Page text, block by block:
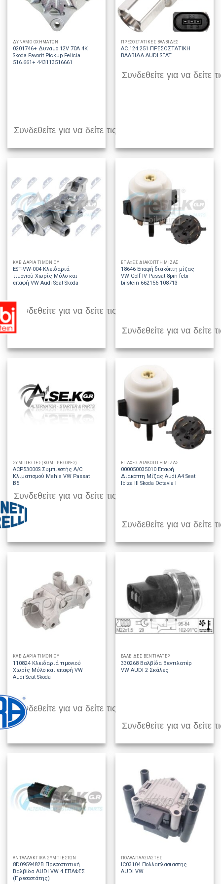
ΔΥΝΑΜΟ ΟΧΗΜΑΤΩΝ
0201746+ Δυναμό 12V 70A 4K
Skoda Favorit Pickup Felicia
516.661+ 443113516661
Συνδεθείτε για να δείτε τις τιμές
ΠΡΕΣΟΣΤΑΤΙΚΕΣ ΒΑΛΒΙΔΕΣ
AC.124.251 ΠΡΕΣΟΣΤΑΤΙΚΗ
ΒΑΛΒΙΔΑ AUDI SEAT
Συνδεθείτε για να δείτε
ΚΛΕΙΔΑΡΙΑ ΤΙΜΟΝΙΟΥ
EST-VW-004 Κλειδαριά
τιμονιού Χωρίς Μύλο και
επαφή VW Audi Seat Skoda
Συνδεθείτε για να δείτε τις τιμές
ΕΠΑΦΕΣ ΔΙΑΚΟΠΤΗ ΜΙΖΑΣ
18646 Επαφή διακόπτη μίζας
VW Golf IV Passat 8pin febi
bilstein 662156 108713
Συνδεθείτε για να δείτε
ΣΥΜΠΙΕΣΤΕΣ (ΚΟΜΠΡΕΣΟΡΕΣ)
ACP53000S Συμπιεστής A/C
Κλιματισμού Mahle VW Passat
B5
Συνδεθείτε για να δείτε τις τιμές
ΕΠΑΦΕΣ ΔΙΑΚΟΠΤΗ ΜΙΖΑΣ
000050035010 Επαφή
Διακόπτη Μίζας Audi A4 Seat
Ibiza III Skoda Octavia I
Συνδεθείτε για να δείτε
ΚΛΕΙΔΑΡΙΑ ΤΙΜΟΝΙΟΥ
110824 Κλειδαριά τιμονιού
Χωρίς Μύλο και επαφή VW
Audi Seat Skoda
Συνδεθείτε για να δείτε τις τιμές
ΒΑΛΒΙΔΕΣ ΒΕΝΤΙΛΑΤΕΡ
330268 Βαλβίδα Βεντιλατέρ
VW AUDI 2 Σκάλες
Συνδεθείτε για να δείτε
ΑΝΤΑΛΛΑΚΤΙΚΑ ΣΥΜΠΙΕΣΤΩΝ
8D0959482B Πρεσοστατική
Βαλβίδα AUDI VW 4 ΕΠΑΦΕΣ
(Πρεσοστάτης)
ΠΟΛΛΑΠΛΑΣΙΑΣΤΕΣ
IC03104 Πολλαπλασιαστης
AUDI VW